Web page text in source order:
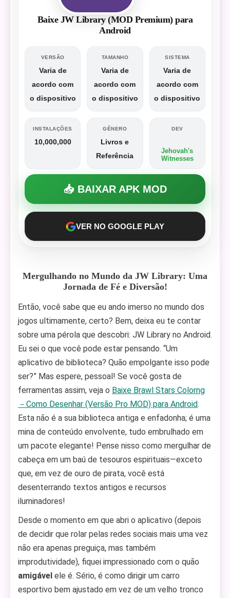
Baixe JW Library (MOD Premium) para
Android
VERSÃO
Varia de
acordo com
o dispositivo
TAMANHO
Varia de
acordo com
o dispositivo
SISTEMA
Varia de
acordo com
o dispositivo
INSTALAÇÕES
10,000,000
GÊNERO
Livros e
Referência
DEV
Jehovah's
Witnesses
📥 BAIXAR APK MOD
VER NO GOOGLE PLAY
Mergulhando no Mundo da JW Library: Uma
Jornada de Fé e Diversão!
Então, você sabe que eu ando imerso no mundo dos
jogos ultimamente, certo? Bem, deixa eu te contar
sobre uma pérola que descobri: JW Library no Android.
Eu sei o que você pode estar pensando. “Um
aplicativo de biblioteca? Quão empolgante isso pode
ser?” Mas espere, pessoal! Se você gosta de
ferramentas assim, veja o Baixe Brawl Stars Colorng
－Como Desenhar (Versão Pro MOD) para Android.
Esta não é a sua biblioteca antiga e enfadonha; é uma
mina de conteúdo envolvente, tudo embrulhado em
um pacote elegante! Pense nisso como mergulhar de
cabeça em um baú de tesouros espirituais—exceto
que, em vez de ouro de pirata, você está
desenterrando textos antigos e recursos
iluminadores!
Desde o momento em que abri o aplicativo (depois
de decidir que rolar pelas redes sociais mais uma vez
não era apenas preguiça, mas também
improdutividade), fiquei impressionado com o quão
amigável ele é. Sério, é como dirigir um carro
esportivo bem ajustado em vez de um velho tronco